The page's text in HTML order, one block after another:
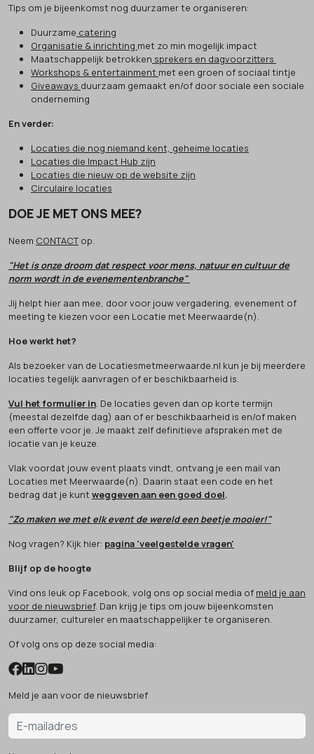
Tips om je bijeenkomst nog duurzamer te organiseren:
Duurzame catering
Organisatie & inrichting met zo min mogelijk impact
Maatschappelijk betrokken sprekers en dagvoorzitters
Workshops & entertainment met een groen of sociaal tintje
Giveaways duurzaam gemaakt en/of door sociale een sociale
onderneming
En verder:
Locaties die nog niemand kent, geheime locaties
Locaties die Impact Hub zijn
Locaties die nieuw op de website zijn
Circulaire locaties
DOE JE MET ONS MEE?
Neem CONTACTop.
"Het is onze droom dat respect voor mens, natuur en cultuur de
norm wordt in de evenementenbranche"
Jij helpt hier aan mee, door voor jouw vergadering, evenement of
meeting te kiezen voor een Locatie met Meerwaarde(n).
Hoe werkt het?
Als bezoeker van de Locatiesmetmeerwaarde.nl kun je bij meerdere
locaties tegelijk aanvragen of er beschikbaarheid is.
Vul het formulier in. De locaties geven dan op korte termijn
(meestal dezelfde dag) aan of er beschikbaarheid is en/of maken
een offerte voor je. Je maakt zelf definitieve afspraken met de
locatie van je keuze.
Vlak voordat jouw event plaats vindt, ontvang je een mail van
Locaties met Meerwaarde(n). Daarin staat een code en het
bedrag dat je kunt weggeven aan een goed doel.
"Zo maken we met elk event de wereld een beetje mooier!"
Nog vragen? Kijk hier: pagina 'veelgestelde vragen'
Blijf op de hoogte
Vind ons leuk op Facebook, volg ons op social media of meld je aan
voor de nieuwsbrief. Dan krijg je tips om jouw bijeenkomsten
duurzamer, cultureler en maatschappelijker te organiseren.
Of volg ons op deze social media:
Meld je aan voor de nieuwsbrief